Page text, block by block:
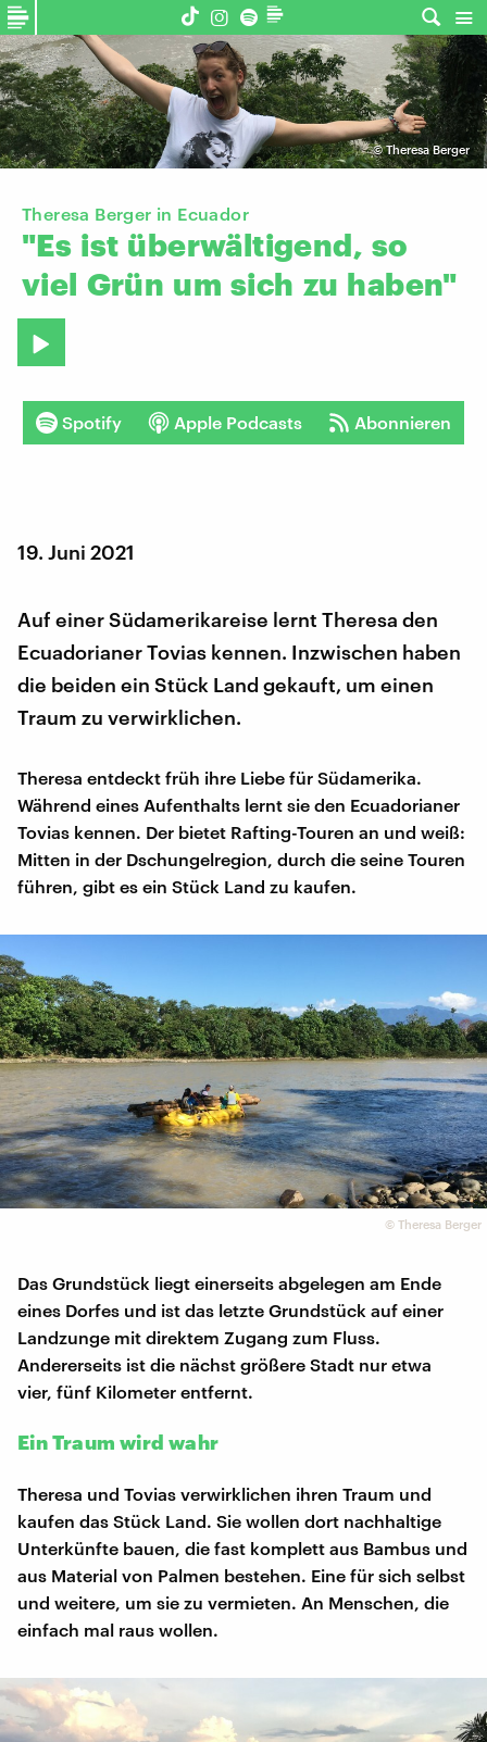
©Theresa Berger
Theresa Berger in Ecuador
"Es ist überwältigend, so
viel Grün um sich zu haben"
Spotify Apple Podcasts Abonnieren
19. Juni 2021
Auf einer Südamerikareise lernt Theresa den
Ecuadorianer Tovias kennen. Inzwischen haben
die beiden ein Stück Land gekauft, um einen
Traum zu verwirklichen.
Theresa entdeckt früh ihre Liebe für Südamerika.
Während eines Aufenthalts lernt sie den Ecuadorianer
Tovias kennen. Der bietet Rafting-Touren an und weiß:
Mitten in der Dschungelregion, durch die seine Touren
führen, gibt es ein Stück Land zu kaufen.
© Theresa Berger
Das Grundstück liegt einerseits abgelegen am Ende
eines Dorfes und ist das letzte Grundstück auf einer
Landzunge mit direktem Zugang zum Fluss.
Andererseits ist die nächst größere Stadt nur etwa
vier, fünf Kilometer entfernt.
Ein Traum wird wahr
Theresa und Tovias verwirklichen ihren Traum und
kaufen das Stück Land. Sie wollen dort nachhaltige
Unterkünfte bauen, die fast komplett aus Bambus und
aus Material von Palmen bestehen. Eine für sich selbst
und weitere, um sie zu vermieten. An Menschen, die
einfach mal raus wollen.